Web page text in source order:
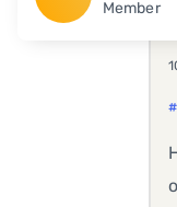
Member